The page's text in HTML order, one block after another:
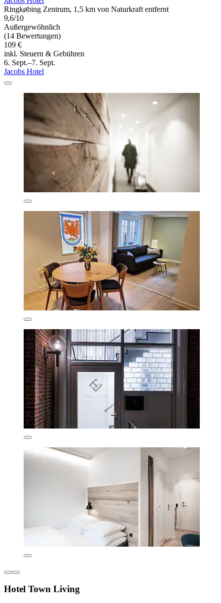
Ringkøbing Zentrum, 1,5 km von Naturkraft entfernt
9,6/10
Außergewöhnlich
(14 Bewertungen)
109 €
inkl. Steuern & Gebühren
6. Sept.–7. Sept.
Jacobs Hotel
Hotel Town Living